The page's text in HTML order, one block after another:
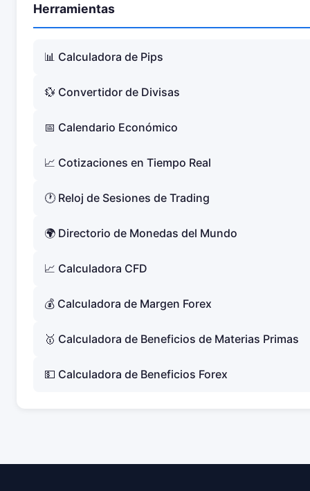
Herramientas
📊 Calculadora de Pips
💱 Convertidor de Divisas
📅 Calendario Económico
📈 Cotizaciones en Tiempo Real
🕐 Reloj de Sesiones de Trading
🌍 Directorio de Monedas del Mundo
📈 Calculadora CFD
💰 Calculadora de Margen Forex
🥇 Calculadora de Beneficios de Materias Primas
💵 Calculadora de Beneficios Forex